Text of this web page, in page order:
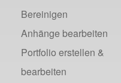
Bereinigen
Anhänge bearbeiten
Portfolio erstellen &
bearbeiten